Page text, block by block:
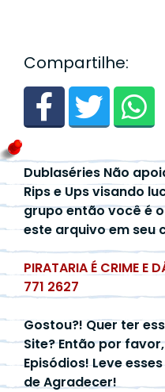
Compartilhe:
Dublaséries Não
Rips e Ups visando
grupo então você é
este arquivo em seu
PIRATARIA É CRIME E
771 2627
Gostou?! Quer ter
Site? Então por
Episódios! Leve
de Agradecer!